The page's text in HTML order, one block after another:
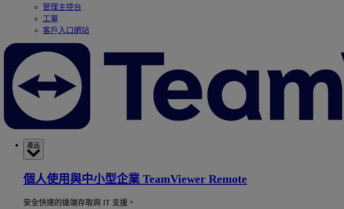
管理主控台
工單
客戶入口網站
產品
個人使用與中小型企業 TeamViewer Remote
安全快速的遠端存取與 IT 支援。